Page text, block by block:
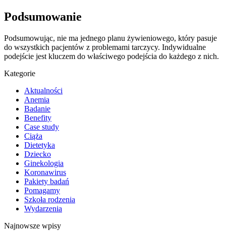
Podsumowanie
Podsumowując, nie ma jednego planu żywieniowego, który pasuje
do wszystkich pacjentów z problemami tarczycy. Indywidualne
podejście jest kluczem do właściwego podejścia do każdego z nich.
Kategorie
Aktualności
Anemia
Badanie
Benefity
Case study
Ciąża
Dietetyka
Dziecko
Ginekologia
Koronawirus
Pakiety badań
Pomagamy
Szkoła rodzenia
Wydarzenia
Najnowsze wpisy